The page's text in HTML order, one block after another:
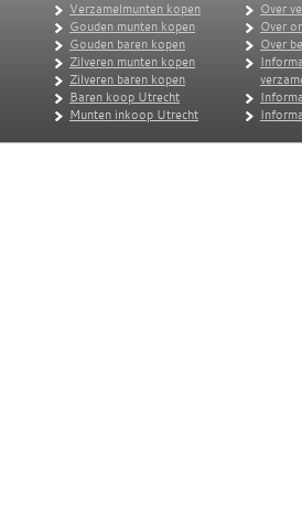
Verzamelmunten kopen
Gouden munten kopen
Gouden baren kopen
Zilveren munten kopen
Zilveren baren kopen
Baren koop Utrecht
Munten inkoop Utrecht
Over
Over
Over